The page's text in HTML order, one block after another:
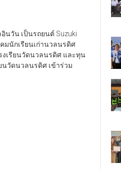
นวัน เป็นรถยนต์ Suzuki
มนักเรียนเก่านวลนรดิศ
งเรียนวัดนวลนรดิศ และทุน
นวัดนวลนรดิศ เข้าร่วม